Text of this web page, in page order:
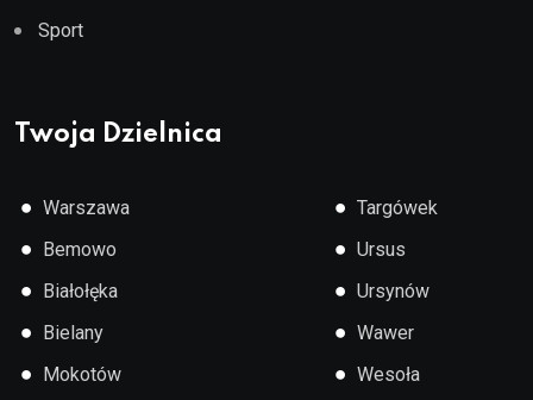
Sport
Twoja Dzielnica
● Warszawa
● Bemowo
● Białołęka
● Bielany
● Mokotów
● Targówek
● Ursus
● Ursynów
● Wawer
● Wesoła